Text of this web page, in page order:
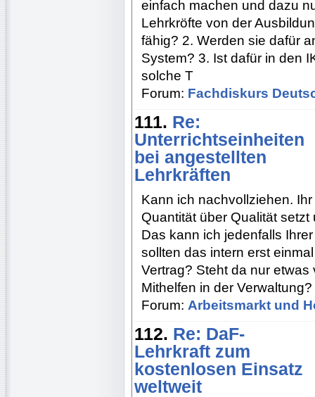
einfach machen und dazu
Lehrkröfte von der
fähig? 2. Werden sie dafür
System? 3. Ist dafür in den
solche T
Forum: Fachdiskurs
111. Re:
Unterrichtseinheiten
bei angestellten
Lehrkräften
Kann ich nachvollziehen.
Quantität über Qualität
Das kann ich jedenfalls
sollten das intern erst
Vertrag? Steht da nur
Mithelfen in der
Forum: Arbeitsmarkt und
112. Re: DaF-
Lehrkraft zum
kostenlosen Einsatz
weltweit